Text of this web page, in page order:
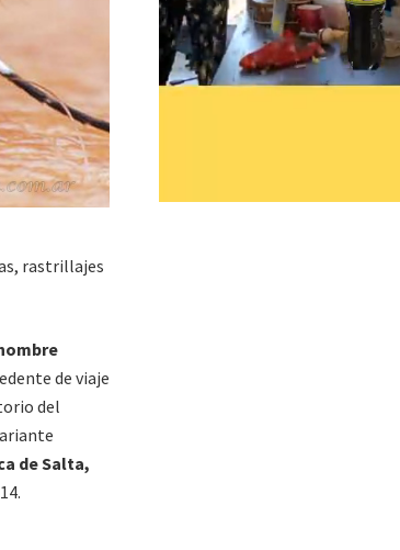
rastrillajes
de viaje
del
de Salta,